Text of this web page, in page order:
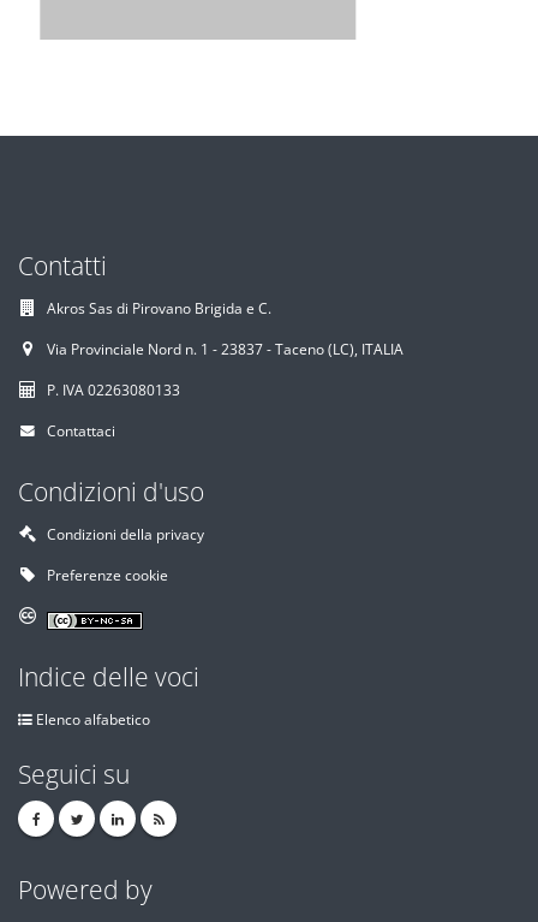
Contatti
Akros Sas di Pirovano Brigida e C.
Via Provinciale Nord n. 1 - 23837 - Taceno (LC), ITALIA
P. IVA 02263080133
Contattaci
Condizioni d'uso
Condizioni della privacy
Preferenze cookie
Indice delle voci
Elenco alfabetico
Seguici su
Powered by